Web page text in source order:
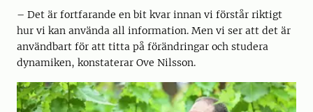
– Det är fortfarande en bit kvar innan vi förstår riktigt
hur vi kan använda all information. Men vi ser att det är
användbart för att titta på förändringar och studera
dynamiken, konstaterar Ove Nilsson.